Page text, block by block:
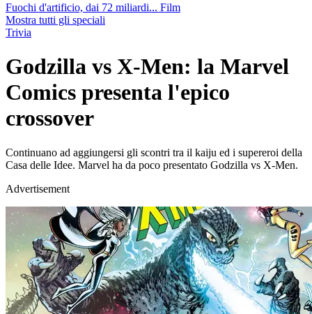
Fuochi d'artificio, dai 72 miliardi... Film
Mostra tutti gli speciali
Trivia
Godzilla vs X-Men: la Marvel
Comics presenta l'epico
crossover
Continuano ad aggiungersi gli scontri tra il kaiju ed i supereroi della
Casa delle Idee. Marvel ha da poco presentato Godzilla vs X-Men.
Advertisement